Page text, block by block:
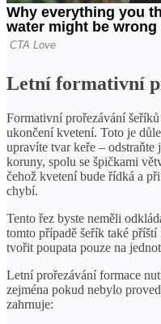
Letní formativní
Formativní prořezávání
ukončení kvetení. Toto je
upravíte tvar keře – odstraňte
koruny, spolu se špičkami
čehož kvetení bude řídká a
chybí.
Tento řez byste neměli
tomto případě šeřík také
tvořit poupata pouze na
Letní prořezávání formace
zejména pokud nebylo
zahrnuje: